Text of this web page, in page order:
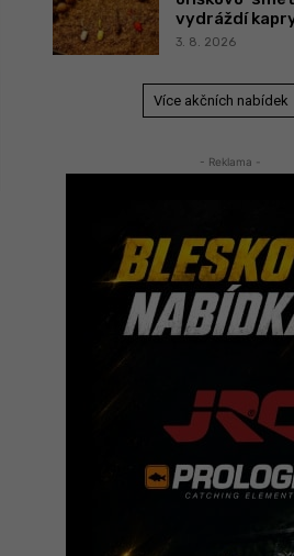
vydráždí
3. 8. 2026
Více akčních nabídek
- Reklama -